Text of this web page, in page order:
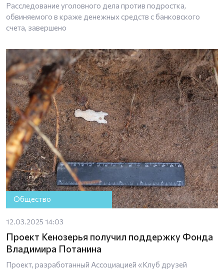
Расследование уголовного дела против подростка,
обвиняемого в краже денежных средств с банковского
счета, завершено
Общество
12.03.2025 14:03
Проект Кенозерья получил поддержку Фонда
Владимира Потанина
Проект, разработанный Ассоциацией «Клуб друзей